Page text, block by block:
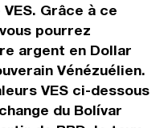
Grâce à ce
pourrez
argent en Dollar
Vénézuélien.
VES ci-dessous
du Bolívar